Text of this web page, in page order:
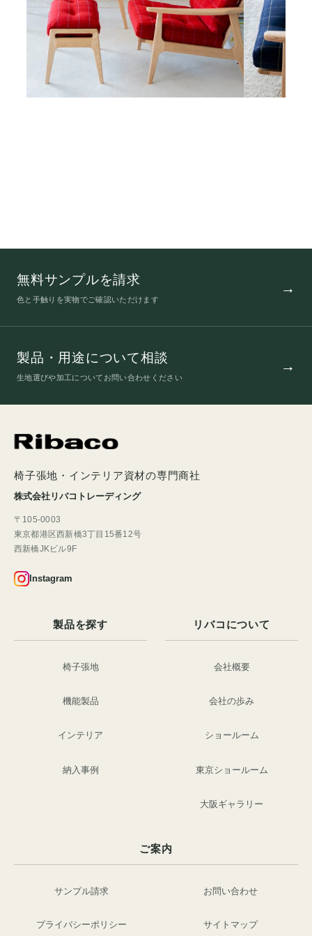
無料サンプルを請求
色と手触りを実物でご確認いただけます
製品・用途について相談
生地選びや加工についてお問い合わせください
椅子張地・インテリア資材の専門商社
株式会社リバコトレーディング
〒105-0003
東京都港区西新橋3丁目15番12号
西新橋JKビル9F
Instagram
製品を探す
椅子張地
機能製品
インテリア
納入事例
リバコについて
会社概要
会社の歩み
ショールーム
東京ショールーム
大阪ギャラリー
ご案内
サンプル請求 お問い合わせ
プライバシーポリシー サイトマップ